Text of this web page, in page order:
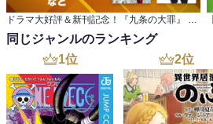
ドラマ大好評＆新刊記念！『九条の大罪』 『闇金ウシジマくん』ほか 真鍋昌平フェア
同じジャンルのランキング
1位 2位